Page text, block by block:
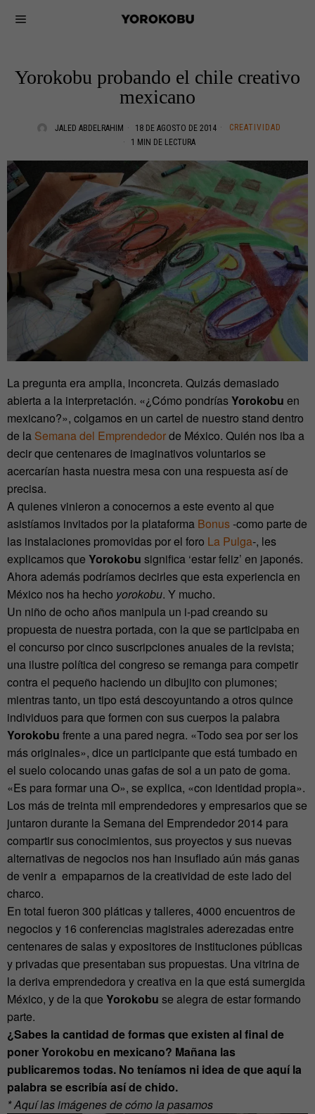
Yorokobu probando el chile creativo
mexicano
JALED ABDELRAHIM 18 DE AGOSTO DE 2014
CREATIVIDAD
1 MIN DE LECTURA
La pregunta era amplia, inconcreta. Quizás demasiado
abierta a la interpretación. «¿Cómo pondríasYorokobu en
mexicano?», colgamos en un cartel de nuestro stand dentro
de la Semana del Emprendedorde México. Quién nos iba a
decir que centenares de imaginativos voluntarios se
acercarían hasta nuestra mesa con una respuesta así de
precisa.
A quienes vinieron a conocernos a este evento al que
asistíamos invitados por la plataforma Bonus-como parte de
las instalaciones promovidas por el foro La Pulga-, les
explicamos que Yorokobu significa ‘estar feliz’ en japonés.
Ahora además podríamos decirles que esta experiencia en
México nos ha hecho yorokobu. Y mucho.
Un niño de ocho años manipula un i-pad creando su
propuesta de nuestra portada, con la que se participaba en
el concurso por cinco suscripciones anuales de la revista;
una ilustre política del congreso se remanga para competir
contra el pequeño haciendo un dibujito con plumones;
mientras tanto, un tipo está descoyuntando a otros quince
individuos para que formen con sus cuerpos la palabra
Yorokobu frente a una pared negra. «Todo sea por ser los
más originales», dice un participante que está tumbado en
el suelo colocando unas gafas de sol a un pato de goma.
«Es para formar una O», se explica, «con identidad propia».
Los más de treinta mil emprendedores y empresarios que se
juntaron durante la Semana del Emprendedor 2014 para
compartir sus conocimientos, sus proyectos y sus nuevas
alternativas de negocios nos han insuflado aún más ganas
de venir a empaparnos de la creatividad de este lado del
charco.
En total fueron 300 pláticas y talleres, 4000 encuentros de
negocios y 16 conferencias magistrales aderezadas entre
centenares de salas y expositores de instituciones públicas
y privadas que presentaban sus propuestas. Una vitrina de
la deriva emprendedora y creativa en la que está sumergida
México, y de la que Yorokobu se alegra de estar formando
parte.
¿Sabes la cantidad de formas que existen al final de
poner Yorokobu en mexicano? Mañana las
publicaremos todas. No teníamos ni idea de que aquí la
palabra se escribía así de chido.
* Aquí las imágenes de cómo la pasamos